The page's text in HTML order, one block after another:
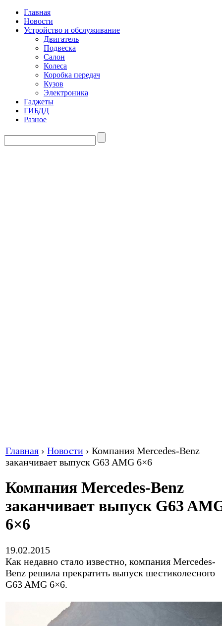
Главная
Новости
Устройство и обслуживание
Двигатель
Подвеска
Салон
Колеса
Коробка передач
Кузов
Электроника
Гаджеты
ГИБДД
Разное
Главная › Новости › Компания Mercedes-Benz
заканчивает выпуск G63 AMG 6×6
Компания Mercedes-Benz
заканчивает выпуск G63
6×6
19.02.2015
Как недавно стало известно, компания Mercedes-
Benz решила прекратить выпуск шестиколесного
G63 AMG 6×6.